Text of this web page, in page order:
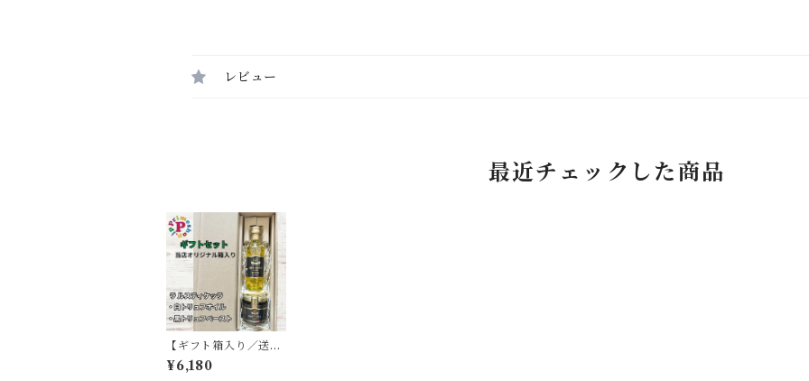
レビュー
最近チェックした商品
【ギフト箱入り／送料
無料】ラルスティケッ
ラ 黒トリュフペースト
¥6,180